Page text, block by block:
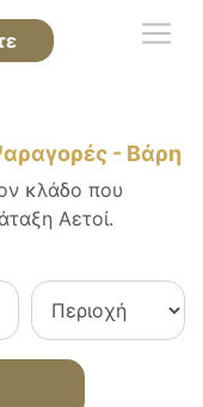
- Βάρη
κλάδο που
Αετοί.